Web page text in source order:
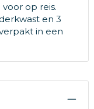
op reis.
en 3
in een